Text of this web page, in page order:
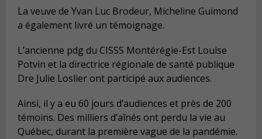
La veuve de Yvan Luc Brodeur, Micheline Guimond
a également livré un témoignage.
L’ancienne pdg du CISSS Montérégie-Est Louise
Potvin et la directrice régionale de santé publique
Dre Julie Loslier ont participé aux audiences.
Ainsi, il y a eu 60 jours d’audiences et près de 200
témoins. Des milliers d’aînés ont perdu la vie au
Québec, durant la première vague de la pandémie.